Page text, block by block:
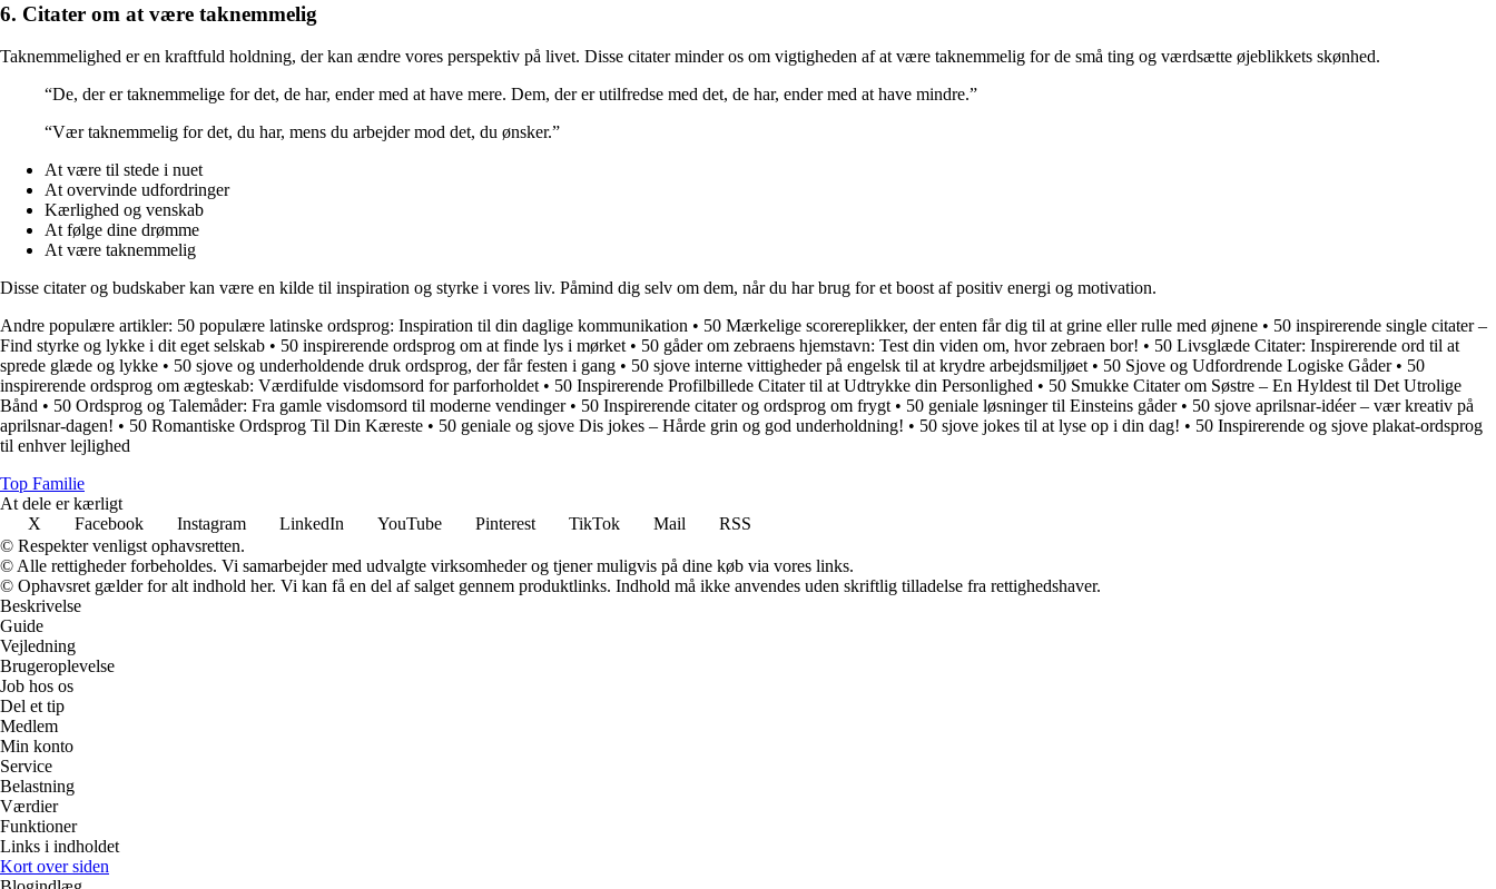
6. Citater om at være taknemmelig
Taknemmelighed er en kraftfuld holdning, der kan ændre vores perspektiv på livet. Disse citater minder os om vigtigheden af at være taknemmelig for de små ting og værdsætte øjeblikkets skønhed.
“De, der er taknemmelige for det, de har, ender med at have mere. Dem, der er utilfredse med det, de har, ender med at have mindre.”
“Vær taknemmelig for det, du har, mens du arbejder mod det, du ønsker.”
At være til stede i nuet
At overvinde udfordringer
Kærlighed og venskab
At følge dine drømme
At være taknemmelig
Disse citater og budskaber kan være en kilde til inspiration og styrke i vores liv. Påmind dig selv om dem, når du har brug for et boost af positiv energi og motivation.
Andre populære artikler: 50 populære latinske ordsprog: Inspiration til din daglige kommunikation • 50 Mærkelige scorereplikker, der enten får dig til at grine eller rulle med øjnene • 50 inspirerende single citater –
Find styrke og lykke i dit eget selskab • 50 inspirerende ordsprog om at finde lys i mørket • 50 gåder om zebraens hjemstavn: Test din viden om, hvor zebraen bor! • 50 Livsglæde Citater: Inspirerende ord til at
sprede glæde og lykke • 50 sjove og underholdende druk ordsprog, der får festen i gang • 50 sjove interne vittigheder på engelsk til at krydre arbejdsmiljøet • 50 Sjove og Udfordrende Logiske Gåder• 50
inspirerende ordsprog om ægteskab: Værdifulde visdomsord for parforholdet • 50 Inspirerende Profilbillede Citater til at Udtrykke din Personlighed • 50 Smukke Citater om Søstre – En Hyldest til Det Utrolige
Bånd • 50 Ordsprog og Talemåder: Fra gamle visdomsord til moderne vendinger• 50 Inspirerende citater og ordsprog om frygt • 50 geniale løsninger til Einsteins gåder• 50 sjove aprilsnar-idéer – vær kreativ på
aprilsnar-dagen! • 50 Romantiske Ordsprog Til Din Kæreste • 50 geniale og sjove Dis jokes – Hårde grin og god underholdning! • 50 sjove jokes til at lyse op i din dag! • 50 Inspirerende og sjove plakat-ordsprog
til enhver lejlighed
Top Familie
At dele er kærligt
X
Facebook Instagram LinkedIn YouTube Pinterest TikTok Mail
RSS
© Respekter venligst ophavsretten.
© Alle rettigheder forbeholdes. Vi samarbejder med udvalgte virksomheder og tjener muligvis på dine køb via vores links.
© Ophavsret gælder for alt indhold her. Vi kan få en del af salget gennem produktlinks. Indhold må ikke anvendes uden skriftlig tilladelse fra rettighedshaver.
Beskrivelse
Guide
Vejledning
Brugeroplevelse
Job hos os
Del et tip
Medlem
Min konto
Service
Belastning
Værdier
Funktioner
Links i indholdet
Kort over siden